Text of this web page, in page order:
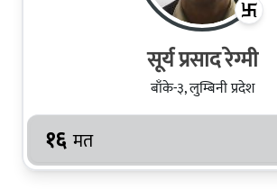
सूर्य प्रसाद रेग्मी
बाँके-३, लुम्बिनी प्रदेश
१६ मत